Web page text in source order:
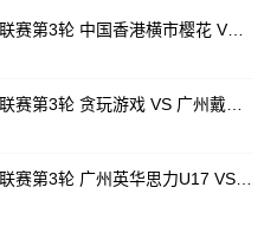
07月25日 佛山西甲足球联赛第3轮 中国香港横市樱花 VS 吉图省实青年 全场录像